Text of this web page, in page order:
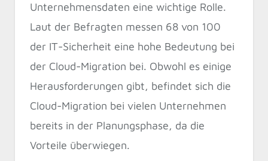
Unternehmensdaten eine wichtige Rolle.
Laut der Befragten messen 68 von 100
der IT-Sicherheit eine hohe Bedeutung bei
der Cloud-Migration bei. Obwohl es einige
Herausforderungen gibt, befindet sich die
Cloud-Migration bei vielen Unternehmen
bereits in der Planungsphase, da die
Vorteile überwiegen.